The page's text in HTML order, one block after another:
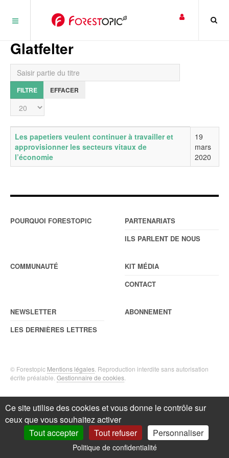
Glatfelter
Saisir partie du titre
FILTRE EFFACER
Affichage #
Titre Date de publication
Les papetiers veulent continuer à travailler et
approvisionner les secteurs vitaux de
l’économie
19
mars
2020
POURQUOI FORESTOPIC
PARTENARIATS
ILS PARLENT DE NOUS
COMMUNAUTÉ
KIT MÉDIA
CONTACT
NEWSLETTER
LES DERNIÈRES LETTRES
ABONNEMENT
© Forestopic Mentions légales . Reproduction interdite sans autorisation
écrite préalable. Gestionnaire de cookies
Ce site utilise des cookies et vous donne le contrôle sur
ceux que vous souhaitez activer
Tout accepter
Tout refuser Personnaliser
Politique de confidentialité